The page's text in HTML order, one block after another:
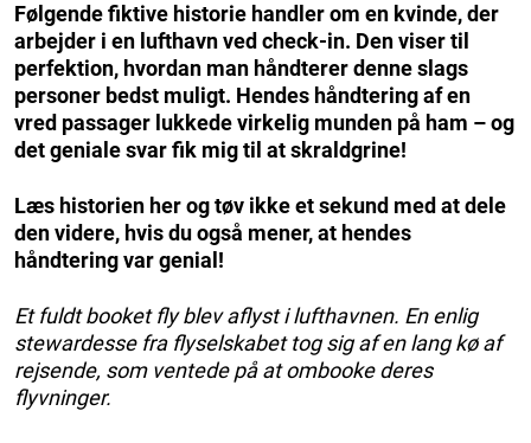
Følgende fiktive historie handler om en kvinde, der
arbejder i en lufthavn ved check-in. Den viser til
perfektion, hvordan man håndterer denne slags
personer bedst muligt. Hendes håndtering af en
vred passager lukkede virkelig munden på ham – og
det geniale svar fik mig til at skraldgrine!
Læs historien her og tøv ikke et sekund med at dele
den videre, hvis du også mener, at hendes
håndtering var genial!
Et fuldt booket fly blev aflyst i lufthavnen. En enlig
stewardesse fra flyselskabet tog sig af en lang kø af
rejsende, som ventede på at ombooke deres
flyvninger.